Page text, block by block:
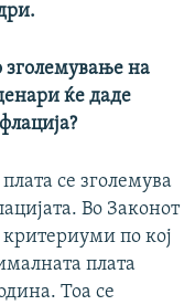
зголемување на
ќе даде
се зголемува
Во Законот
по кој
плата
Тоа се